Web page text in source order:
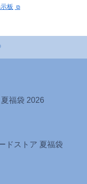
板
福袋 2026
ドストア 夏福袋